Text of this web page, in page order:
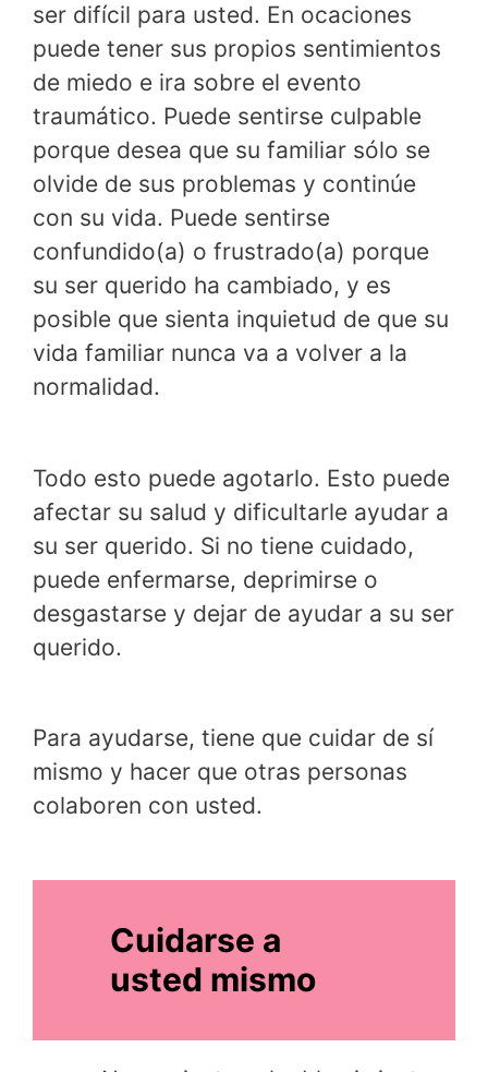
ser difícil para usted. En ocaciones
puede tener sus propios sentimientos
de miedo e ira sobre el evento
traumático. Puede sentirse culpable
porque desea que su familiar sólo se
olvide de sus problemas y continúe
con su vida. Puede sentirse
confundido(a) o frustrado(a) porque
su ser querido ha cambiado, y es
posible que sienta inquietud de que su
vida familiar nunca va a volver a la
normalidad.
Todo esto puede agotarlo. Esto puede
afectar su salud y dificultarle ayudar a
su ser querido. Si no tiene cuidado,
puede enfermarse, deprimirse o
desgastarse y dejar de ayudar a su ser
querido.
Para ayudarse, tiene que cuidar de sí
mismo y hacer que otras personas
colaboren con usted.
Cuidarse a
usted mismo